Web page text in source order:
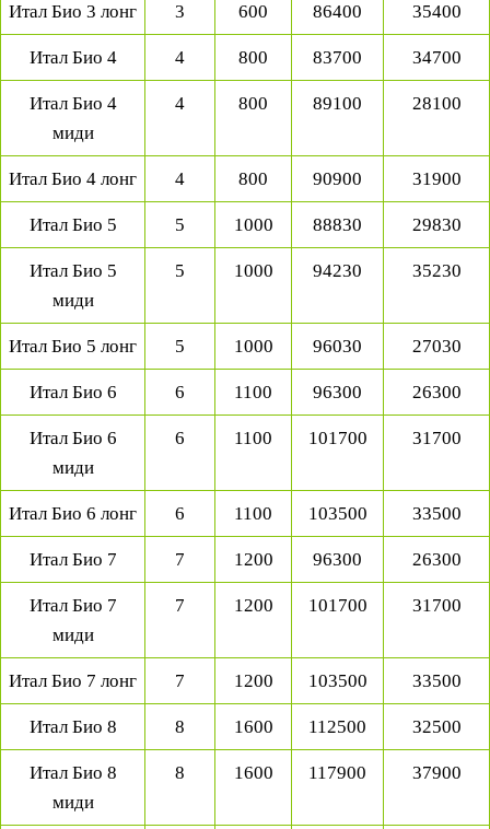
Итал Био 3 лонг 3 600 86400 35400
Итал Био 4 4 800 83700 34700
Итал Био 4
миди
4 800 89100 28100
Итал Био 4 лонг 4 800 90900 31900
Итал Био 5 5 1000 88830 29830
Итал Био 5
миди
5 1000 94230 35230
Итал Био 5 лонг 5 1000 96030 27030
Итал Био 6 6 1100 96300 26300
Итал Био 6
миди
6 1100 101700 31700
Итал Био 6 лонг 6 1100 103500 33500
Итал Био 7 7 1200 96300 26300
Итал Био 7
миди
7 1200 101700 31700
Итал Био 7 лонг 7 1200 103500 33500
Итал Био 8 8 1600 112500 32500
Итал Био 8
миди
8 1600 117900 37900